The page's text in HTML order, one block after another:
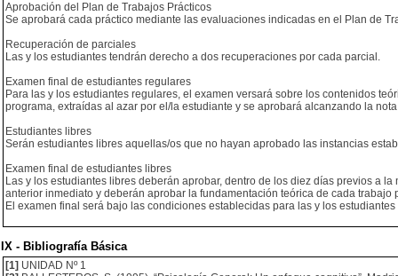
Aprobación del Plan de Trabajos Prácticos
Se aprobará cada práctico mediante las evaluaciones indicadas en el Plan de
Recuperación de parciales
Las y los estudiantes tendrán derecho a dos recuperaciones por cada parcial.
Examen final de estudiantes regulares
Para las y los estudiantes regulares, el examen versará sobre los contenidos
programa, extraídas al azar por el/la estudiante y se aprobará alcanzando la
Estudiantes libres
Serán estudiantes libres aquellas/os que no hayan aprobado las instancias
Examen final de estudiantes libres
Las y los estudiantes libres deberán aprobar, dentro de los diez días previos a
anterior inmediato y deberán aprobar la fundamentación teórica de cada
El examen final será bajo las condiciones establecidas para las y los
IX - Bibliografía Básica
[1] UNIDAD Nº 1